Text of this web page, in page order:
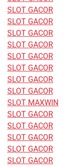
SLOT GACOR
SLOT GACOR
SLOT GACOR
SLOT GACOR
SLOT GACOR
SLOT GACOR
SLOT GACOR
SLOT GACOR
SLOT MAXWIN
SLOT GACOR
SLOT GACOR
SLOT GACOR
SLOT GACOR
SLOT GACOR